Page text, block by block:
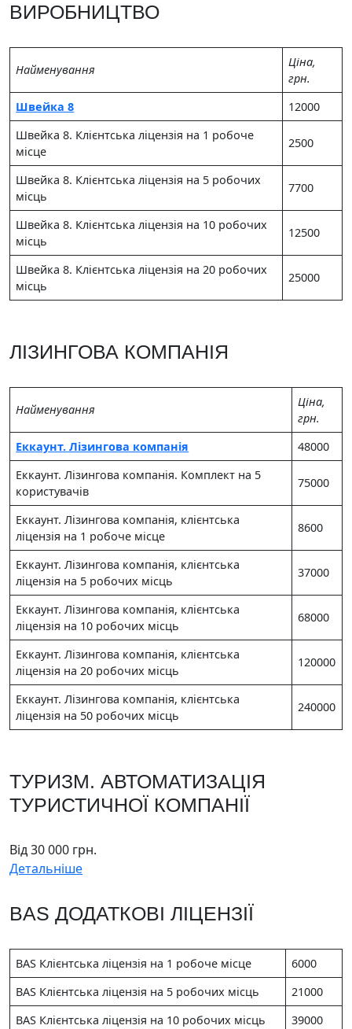
ВИРОБНИЦТВО
Найменування
Цiна,
грн.
Швейка 8
12000
Швейка 8. Клієнтська ліцензія на 1 робоче
місце
2500
Швейка 8. Клієнтська ліцензія на 5 робочих
місць
7700
Швейка 8. Клієнтська ліцензія на 10 робочих
місць
12500
Швейка 8. Клієнтська ліцензія на 20 робочих
місць
25000
ЛІЗИНГОВА КОМПАНІЯ
Найменування
Цiна,
грн.
Еккаунт. Лізингова компанія
48000
Еккаунт. Лізингова компанія. Комплект на 5
користувачів
75000
Еккаунт. Лізингова компанія, клієнтська
ліцензія на 1 робоче місце
8600
Еккаунт. Лізингова компанія, клієнтська
ліцензія на 5 робочих місць
37000
Еккаунт. Лізингова компанія, клієнтська
ліцензія на 10 робочих місць
68000
Еккаунт. Лізингова компанія, клієнтська
ліцензія на 20 робочих місць
120000
Еккаунт. Лізингова компанія, клієнтська
ліцензія на 50 робочих місць
240000
ТУРИЗМ. АВТОМАТИЗАЦІЯ
ТУРИСТИЧНОЇ КОМПАНІЇ
Від 30 000 грн.
Детальніше
BAS ДОДАТКОВІ ЛІЦЕНЗІЇ
BAS Клієнтська ліцензія на 1 робоче місце
6000
BAS Клієнтська ліцензія на 5 робочих місць
21000
BAS Клієнтська ліцензія на 10 робочих місць
39000